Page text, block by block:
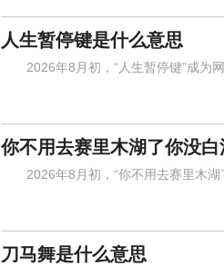
人生暂停键是什么意思
2026年8月初，“人生暂停键”成为
你不用去赛里木湖了你没
2026年8月初，“你不用去赛里木湖
刀马舞是什么意思